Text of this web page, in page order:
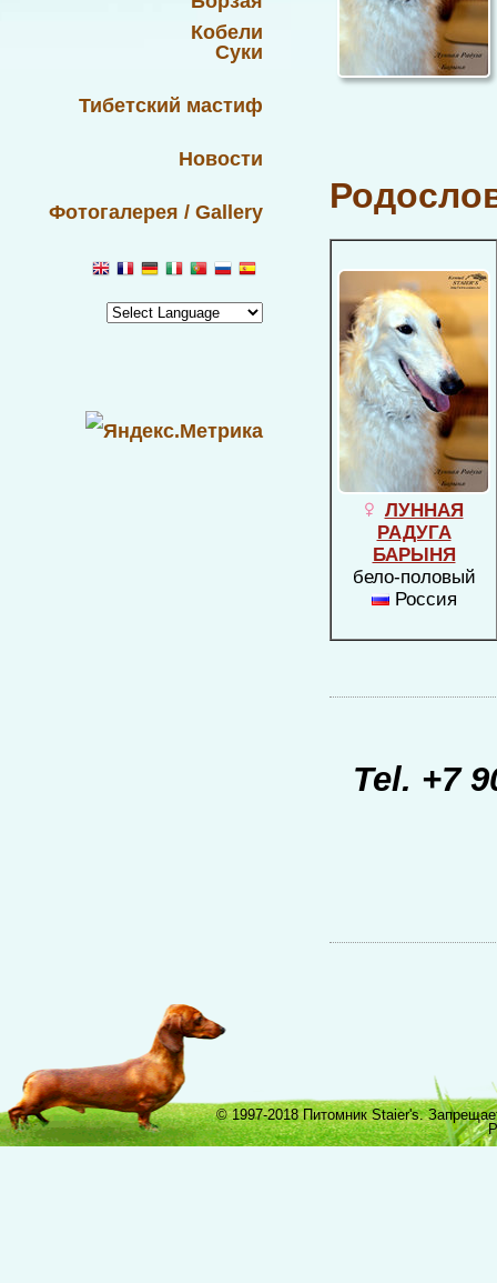
Кобели
Суки
Тибетский мастиф
Новости
Фотогалерея / Gallery
ЛУННАЯ
РАДУГА
БАРЫНЯ
бело-половый
Россия
Tel. +7
© 1997-2018 Питомник Staier's.